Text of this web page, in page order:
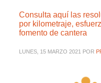
Consulta aquí las
por kilometraje,
fomento de cantera
LUNES, 15 MARZO 2021 POR